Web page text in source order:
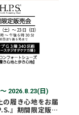
2026.8.23(日)
の履き心地をお届
』期間限定販売